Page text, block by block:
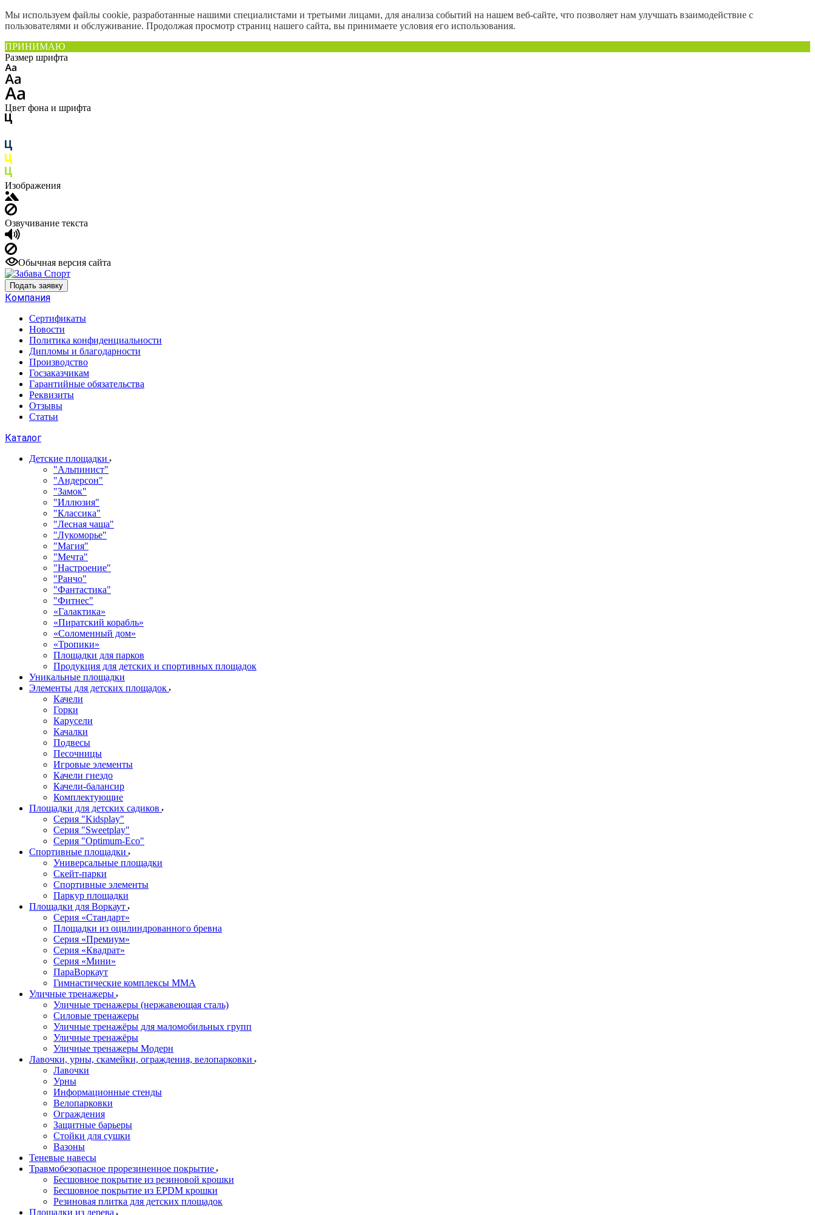
Мы используем файлы cookie, разработанные нашими специалистами и третьими лицами, для анализа событий на нашем веб-сайте, что позволяет нам улучшать взаимодействие с
пользователями и обслуживание. Продолжая просмотр страниц нашего сайта, вы принимаете условия его использования.
ПРИНИМАЮ
Размер шрифта
Цвет фона и шрифта
Изображения
Озвучивание текста
Обычная версия сайта
Подать заявку
Компания
Сертификаты
Новости
Политика конфиденциальности
Дипломы и благодарности
Производство
Госзаказчикам
Гарантийные обязательства
Реквизиты
Отзывы
Статьи
Каталог
Детские площадки
"Альпинист"
"Андерсон"
"Замок"
"Иллюзия"
"Классика"
"Лесная чаща"
"Лукоморье"
"Магия"
"Мечта"
"Настроение"
"Ранчо"
"Фантастика"
"Фитнес"
«Галактика»
«Пиратский корабль»
«Соломенный дом»
«Тропики»
Площадки для парков
Продукция для детских и спортивных площадок
Уникальные площадки
Элементы для детских площадок
Качели
Горки
Карусели
Качалки
Подвесы
Песочницы
Игровые элементы
Качели гнездо
Качели-балансир
Комплектующие
Площадки для детских садиков
Серия "Kidsplay"
Серия "Sweetplay"
Серия "Оptimum-Еco"
Спортивные площадки
Универсальные площадки
Скейт-парки
Спортивные элементы
Паркур площадки
Площадки для Воркаут
Серия «Стандарт»
Площадки из оцилиндрованного бревна
Серия «Премиум»
Серия «Квадрат»
Серия «Мини»
ПараВоркаут
Гимнастические комплексы ММА
Уличные тренажеры
Уличные тренажеры (нержавеющая сталь)
Силовые тренажеры
Уличные тренажёры для маломобильных групп
Уличные тренажёры
Уличные тренажеры Модерн
Лавочки, урны, скамейки, ограждения, велопарковки
Лавочки
Урны
Информационные стенды
Велопарковки
Ограждения
Защитные барьеры
Стойки для сушки
Вазоны
Теневые навесы
Травмобезопасное прорезиненное покрытие
Бесшовное покрытие из резиновой крошки
Бесшовное покрытие из EPDM крошки
Резиновая плитка для детских площадок
Площадки из дерева